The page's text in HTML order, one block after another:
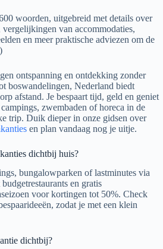
woorden, uitgebreid met details over
vergelijkingen van accommodaties,
en meer praktische adviezen om de
ontspanning en ontdekking zonder
boswandelingen, Nederland biedt
afstand. Je bespaart tijd, geld en geniet
zwembaden of horeca in de
trip. Duik dieper in onze gidsen over
en plan vandaag nog je uitje.
dichtbij huis?
bungalowparken of lastminutes via
en gratis
voor kortingen tot 50%. Check
zodat je met een klein
dichtbij?